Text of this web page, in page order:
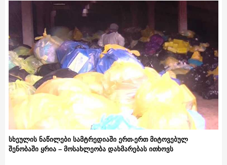
სხეულის ნაწილები სამტრედიაში ერთ-ერთ მიტოვებულ
შენობაში ყრია – მოსახლეობა დახმარებას ითხოვს